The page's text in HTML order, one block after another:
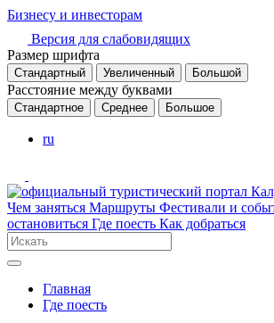
Бизнесу и инвесторам
Версия для слабовидящих
Размер шрифта
Стандартный Увеличенный Большой
Расстояние между буквами
Стандартное Среднее Большое
ru
Чем заняться Маршруты Фестивали и
остановиться Где поесть Как добраться
Главная
Где поесть